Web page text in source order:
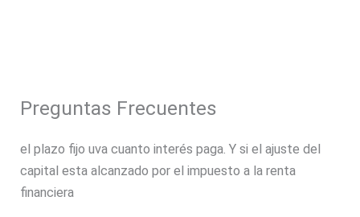
Preguntas Frecuentes
el plazo fijo uva cuanto interés paga. Y si el ajuste del
capital esta alcanzado por el impuesto a la renta
financiera